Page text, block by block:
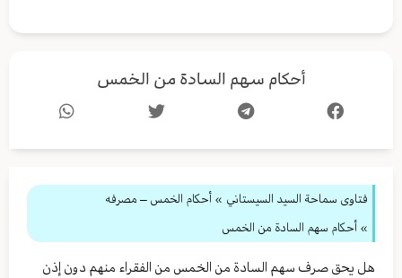
أحكام سهم السادة من الخمس
فتاوى سماحة السيد السيستاني » أحكام الخمس – مصرفه
» أحكام سهم السادة من الخمس
هل يحق صرف سهم السادة من الخمس من الفقراء منهم دون إذن